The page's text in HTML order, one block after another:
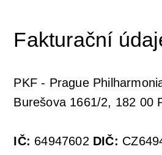
Fakturační
PKF - Prague
Burešova 1661/2, 182 00
IČ: 64947602 DIČ: